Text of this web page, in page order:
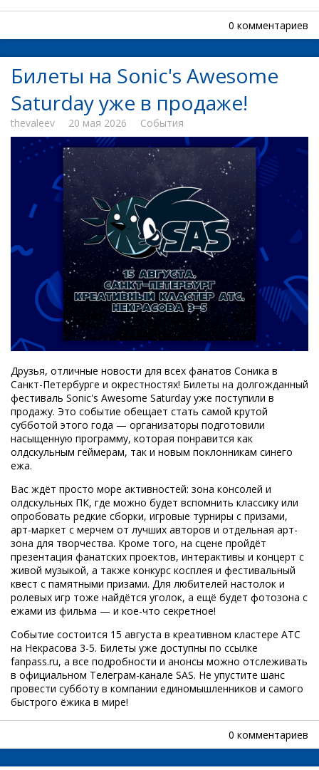
0 комментариев
Билеты на Sonic's Awesome
Saturday уже в продаже!
thevaleev 20 мая 2026 События
Друзья, отличные новости для всех фанатов Соника в
Санкт-Петербурге и окрестностях! Билеты на долгожданный
фестиваль Sonic's Awesome Saturday уже поступили в
продажу. Это событие обещает стать самой крутой
субботой этого года — организаторы подготовили
насыщенную программу, которая понравится как
олдскульным геймерам, так и новым поклонникам синего
ежа.
Вас ждёт просто море активностей: зона консолей и
олдскульных ПК, где можно будет вспомнить классику или
опробовать редкие сборки, игровые турниры с призами,
арт-маркет с мерчем от лучших авторов и отдельная арт-
зона для творчества. Кроме того, на сцене пройдёт
презентация фанатских проектов, интерактивы и концерт с
живой музыкой, а также конкурс косплея и фестивальный
квест с памятными призами. Для любителей настолок и
ролевых игр тоже найдётся уголок, а ещё будет фотозона с
ежами из фильма — и кое-что секретное!
Событие состоится 15 августа в креативном кластере АТС
на Некрасова 3-5. Билеты уже доступны по ссылке
fanpass.ru, а все подробности и анонсы можно отслеживать
в официальном Телеграм-канале SAS. Не упустите шанс
провести субботу в компании единомышленников и самого
быстрого ёжика в мире!
0 комментариев